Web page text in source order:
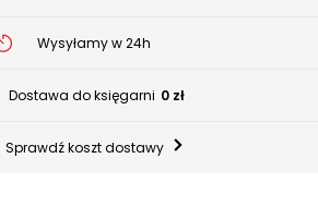
Wysyłamy w 24h
Dostawa do księgarni 0 zł
Sprawdź koszt dostawy